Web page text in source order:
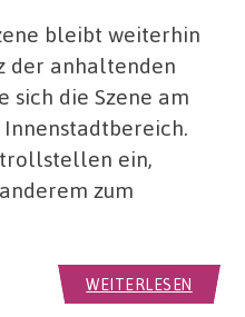
bleibt weiterhin
der anhaltenden
die Szene am
ein,
zum
WEITERLESEN